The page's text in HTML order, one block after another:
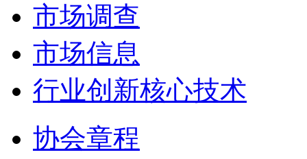
市场调查
市场信息
行业创新核心技术
协会章程